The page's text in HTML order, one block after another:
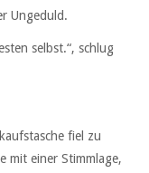
Ungeduld.
selbst.“, schlug
fiel zu
mit einer Stimmlage,